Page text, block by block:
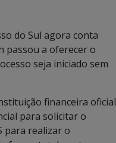
do Sul agora conta
passou a oferecer o
seja iniciado sem
financeira oficial
para solicitar o
para realizar o